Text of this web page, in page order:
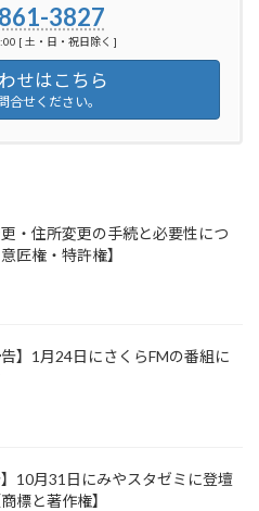
3827
[ 土・日・祝日除く ]
せはこちら
合せください。
・住所変更の手続と必要性につ
匠権・特許権】
告】1月24日にさくらFMの番組に
】10月31日にみやスタゼミに登壇
標と著作権】